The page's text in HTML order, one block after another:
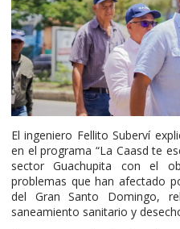
El ingeniero Fellito Suberví
en el programa “La Caasd te
sector Guachupita con el
problemas que han afectado
del Gran Santo Domingo,
saneamiento sanitario y